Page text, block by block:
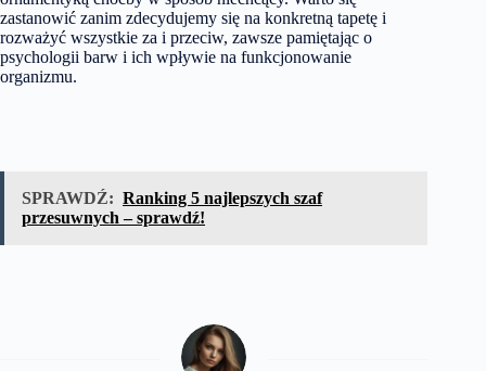
zastanowić zanim zdecydujemy się na konkretną tapetę i
rozważyć wszystkie za i przeciw, zawsze pamiętając o
psychologii barw i ich wpływie na funkcjonowanie
organizmu.
SPRAWDŹ: Ranking 5 najlepszych szaf
przesuwnych – sprawdź!